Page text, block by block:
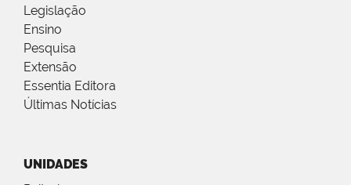
Legislação
Ensino
Pesquisa
Extensão
Essentia Editora
Últimas Notícias
UNIDADES